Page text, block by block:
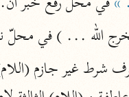
نحو
يخرج الله ... ) في